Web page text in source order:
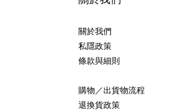
關於我們
私隱政策
條款與細則
購物／出貨物流程
退換貨政策